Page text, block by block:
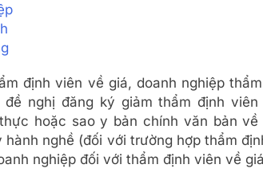
định viên về giá, doanh nghiệp
nghị đăng ký giảm thẩm định
hoặc sao y bản chính văn bản
nghề (đối với trường hợp thẩm
nghiệp đối với thẩm định viên về